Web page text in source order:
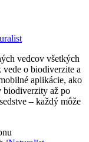
vedcov všetkých
o biodiverzite a
aplikácie, ako
biodiverzity až po
– každý môže